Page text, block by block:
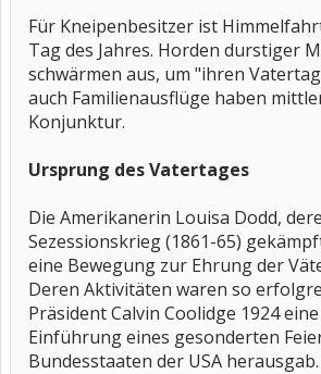
Für Kneipenbesitzer ist
Tag des Jahres. Horden durstiger
schwärmen aus, um "ihren
auch Familienausflüge haben
Konjunktur.
Ursprung des Vatertages
Die Amerikanerin Louisa Dodd,
Sezessionskrieg (1861-65)
eine Bewegung zur Ehrung der
Deren Aktivitäten waren so
Präsident Calvin Coolidge 1924
Einführung eines gesonderten
Bundesstaaten der USA herausgab.